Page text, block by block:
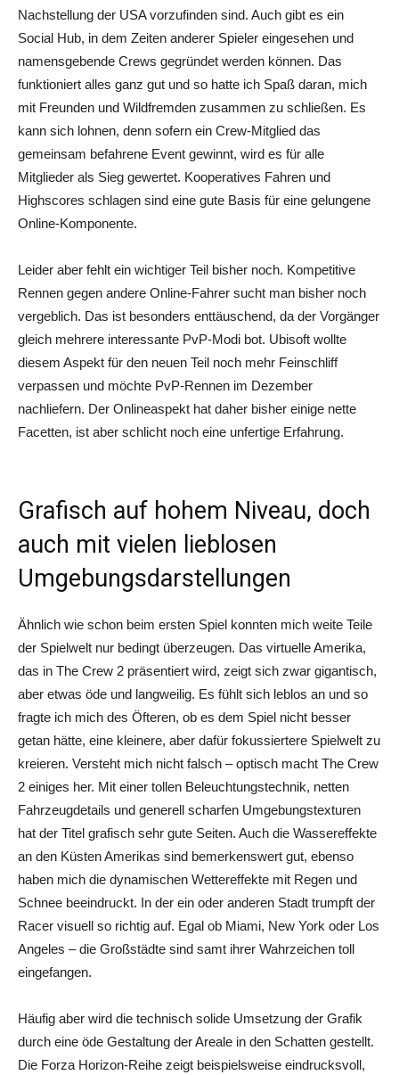
Nachstellung der USA vorzufinden sind. Auch gibt es ein
Social Hub, in dem Zeiten anderer Spieler eingesehen und
namensgebende Crews gegründet werden können. Das
funktioniert alles ganz gut und so hatte ich Spaß daran, mich
mit Freunden und Wildfremden zusammen zu schließen. Es
kann sich lohnen, denn sofern ein Crew-Mitglied das
gemeinsam befahrene Event gewinnt, wird es für alle
Mitglieder als Sieg gewertet. Kooperatives Fahren und
Highscores schlagen sind eine gute Basis für eine gelungene
Online-Komponente.
Leider aber fehlt ein wichtiger Teil bisher noch. Kompetitive
Rennen gegen andere Online-Fahrer sucht man bisher noch
vergeblich. Das ist besonders enttäuschend, da der Vorgänger
gleich mehrere interessante PvP-Modi bot. Ubisoft wollte
diesem Aspekt für den neuen Teil noch mehr Feinschliff
verpassen und möchte PvP-Rennen im Dezember
nachliefern. Der Onlineaspekt hat daher bisher einige nette
Facetten, ist aber schlicht noch eine unfertige Erfahrung.
Grafisch auf hohem Niveau, doch
auch mit vielen lieblosen
Umgebungsdarstellungen
Ähnlich wie schon beim ersten Spiel konnten mich weite Teile
der Spielwelt nur bedingt überzeugen. Das virtuelle Amerika,
das in The Crew 2 präsentiert wird, zeigt sich zwar gigantisch,
aber etwas öde und langweilig. Es fühlt sich leblos an und so
fragte ich mich des Öfteren, ob es dem Spiel nicht besser
getan hätte, eine kleinere, aber dafür fokussiertere Spielwelt zu
kreieren. Versteht mich nicht falsch – optisch macht The Crew
2 einiges her. Mit einer tollen Beleuchtungstechnik, netten
Fahrzeugdetails und generell scharfen Umgebungstexturen
hat der Titel grafisch sehr gute Seiten. Auch die Wassereffekte
an den Küsten Amerikas sind bemerkenswert gut, ebenso
haben mich die dynamischen Wettereffekte mit Regen und
Schnee beeindruckt. In der ein oder anderen Stadt trumpft der
Racer visuell so richtig auf. Egal ob Miami, New York oder Los
Angeles – die Großstädte sind samt ihrer Wahrzeichen toll
eingefangen.
Häufig aber wird die technisch solide Umsetzung der Grafik
durch eine öde Gestaltung der Areale in den Schatten gestellt.
Die Forza Horizon-Reihe zeigt beispielsweise eindrucksvoll,